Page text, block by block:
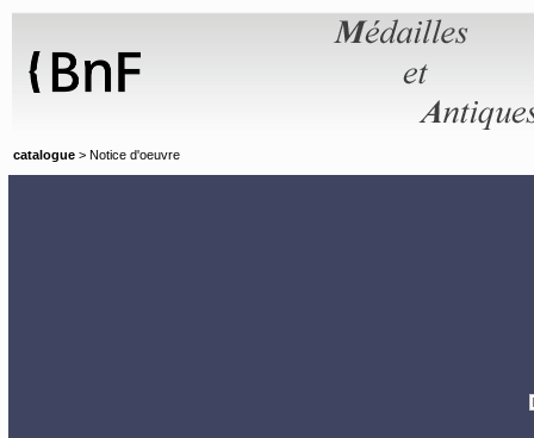
catalogue > Notice d'oeuvre